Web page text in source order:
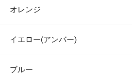
オレンジ
イエロー(アンバー)
ブルー